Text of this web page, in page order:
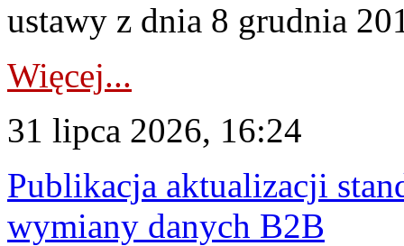
ustawy z dnia 8 grudnia
Więcej...
31 lipca 2026, 16:24
Publikacja aktualizacji
wymiany danych B2B